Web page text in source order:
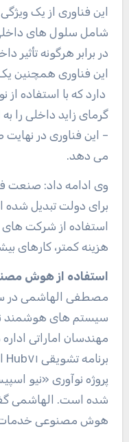
این فناوری از یک
شامل سلول های
در برابر هرگونه
این فناوری همچنین
دارد که با استفاده از
گرمای زاید داخلی را
– این فناوری در
می دهد.
وی ادامه داد: صنعت
برای دولت تبدیل
استفاده از شرکت های
هزینه کمتر، کارهای
استفاده از هوش
سیستم های هوشمند
مهندسان اماراتی
پروژه نوآوری «نیو
شده است. الهاشمی
هوش مصنوعی خدمات